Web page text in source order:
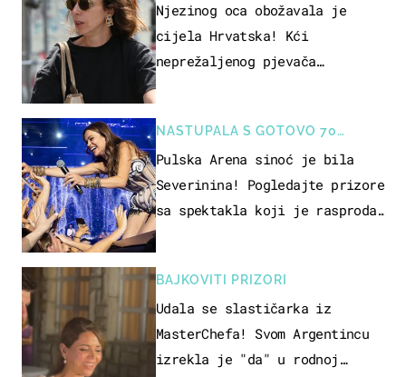
Njezinog oca obožavala je
cijela Hrvatska! Kći
neprežaljenog pjevača
NASTUPALA S GOTOVO 70
GLAZBENIKA
Pulska Arena sinoć je bila
Severinina! Pogledajte prizore
sa spektakla koji je rasprodan
BAJKOVITI PRIZORI
Udala se slastičarka iz
MasterChefa! Svom Argentincu
izrekla je "da" u rodnoj